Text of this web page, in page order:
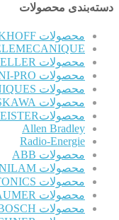
دسته‌بندی محصولات
محصولات BECKHOFF
محصولات HELLER
محصولات UNI-PRO
محصولات CONTROL TECHNIQUES
محصولات YASKAWA
محصولاتGILDEMEISTER
Allen Bradley
Radio-Energie
محصولات ABB
محصولات ANILAM
محصولات AUTONICS
محصولات BAUMER
محصولات BOSCH